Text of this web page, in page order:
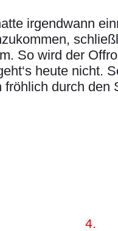
irgendwann
So wird der
heute nicht.
fröhlich durch den
4.